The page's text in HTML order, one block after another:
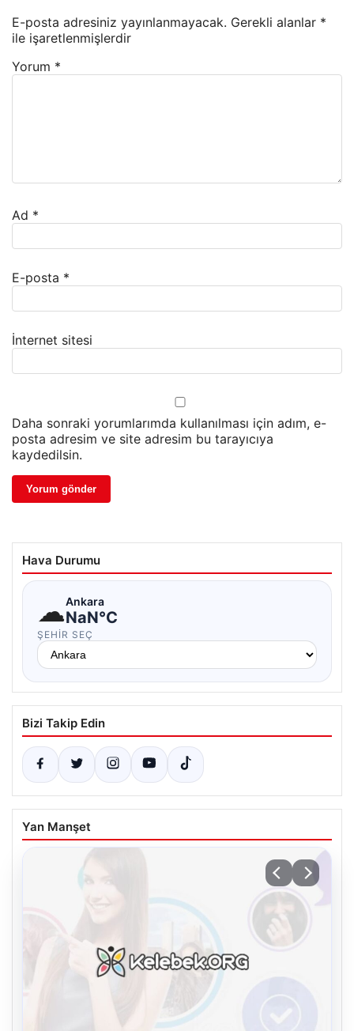
E-posta adresiniz yayınlanmayacak. Gerekli alanlar *
ile işaretlenmişlerdir
Yorum *
Ad *
E-posta *
İnternet sitesi
Daha sonraki yorumlarımda kullanılması için adım, e-
posta adresim ve site adresim bu tarayıcıya
kaydedilsin.
Hava Durumu
☁Ankara
NaN°C
ŞEHIR SEÇ
Bizi Takip Edin
Yan Manşet